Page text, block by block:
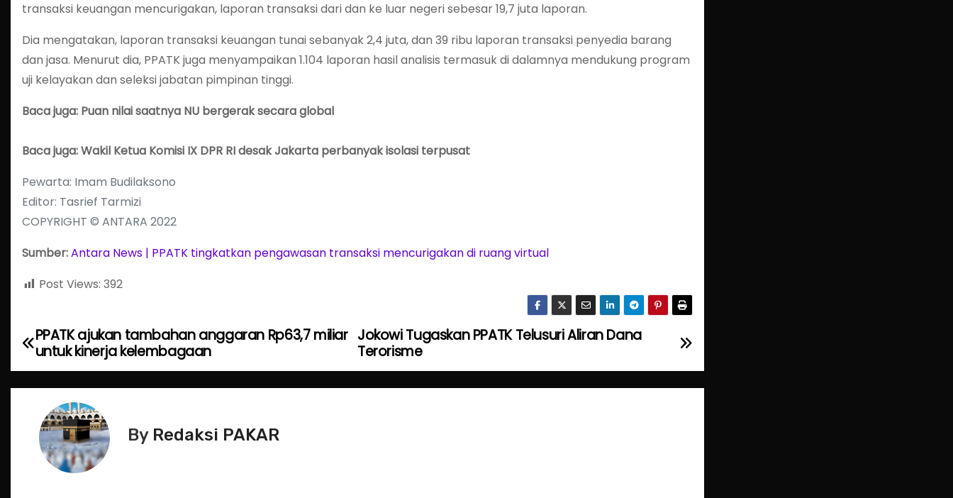
transaksi keuangan mencurigakan, laporan transaksi dari dan ke luar negeri sebesar 19,7 juta laporan.
Dia mengatakan, laporan transaksi keuangan tunai sebanyak 2,4 juta, dan 39 ribu laporan transaksi penyedia barang
dan jasa. Menurut dia, PPATK juga menyampaikan 1.104 laporan hasil analisis termasuk di dalamnya mendukung program
uji kelayakan dan seleksi jabatan pimpinan tinggi.
Baca juga: Puan nilai saatnya NU bergerak secara global
Baca juga: Wakil Ketua Komisi IX DPR RI desak Jakarta perbanyak isolasi terpusat
Pewarta: Imam Budilaksono
Editor: Tasrief Tarmizi
COPYRIGHT © ANTARA 2022
Sumber:Antara News | PPATK tingkatkan pengawasan transaksi mencurigakan di ruang virtual
Post Views: 392
P
o
Jokowi Tugaskan PPATK Telusuri Aliran Dana
Terorisme
PPATK ajukan tambahan anggaran Rp63,7 miliar
untuk kinerja kelembagaan
By Redaksi PAKAR